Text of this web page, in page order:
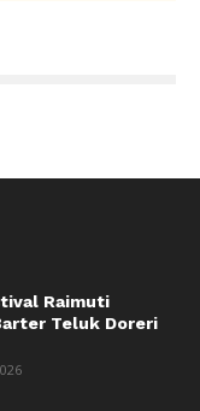
Raimuti
Teluk Doreri